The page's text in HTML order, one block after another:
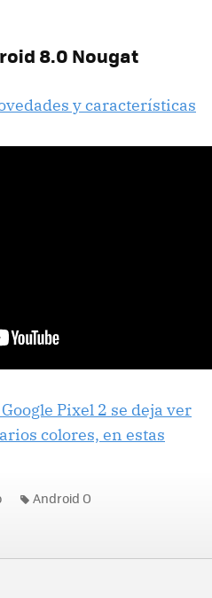
8.0 Nougat
y características
Pixel 2 se deja ver
colores, en estas
Android O